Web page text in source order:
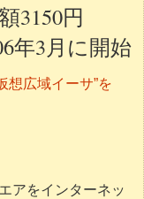
3150円
年3月に開始
想広域イーサ”を
アをインターネッ